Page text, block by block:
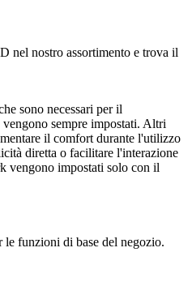
nel nostro assortimento e trova il
sono necessari per il
sempre impostati. Altri
il comfort durante l'utilizzo
diretta o facilitare l'interazione
vengono impostati solo con il
le funzioni di base del negozio.